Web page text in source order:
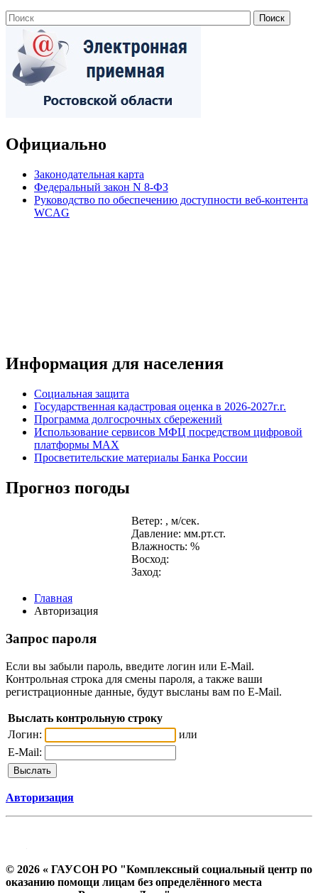
Официально
Законодательная карта
Федеральный закон N 8-ФЗ
Руководство по обеспечению доступности веб-контента
WCAG
Информация для населения
Социальная защита
Государственная кадастровая оценка в 2026-2027г.г.
Программа долгосрочных сбережений
Использование сервисов МФЦ посредством цифровой
платформы MAX
Просветительские материалы Банка России
Прогноз погоды
Ветер: , м/сек.
Давление: мм.рт.ст.
Влажность: %
Восход:
Заход:
Главная
Авторизация
Запрос пароля
Если вы забыли пароль, введите логин или E-Mail.
Контрольная строка для смены пароля, а также ваши
регистрационные данные, будут высланы вам по E-Mail.
Выслать контрольную строку
Логин:
или
E-Mail:
Авторизация
© 2026 « ГАУСОН РО "Комплексный социальный центр по
оказанию помощи лицам без определённого места